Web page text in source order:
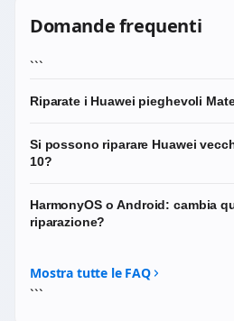
Domande frequenti
```
Riparate i Huawei pieghevoli
sostituzione del display interno
sempre una verifica preliminare
ricambio specifico.
Si possono riparare Huawei
10?
più datati hanno meno
il modello esatto e ti diciamo
HarmonyOS o Android: cambia
riparazione?
fotocamere) sono identiche
sistema operativo. HarmonyOS o
Mostra tutte le FAQ
```